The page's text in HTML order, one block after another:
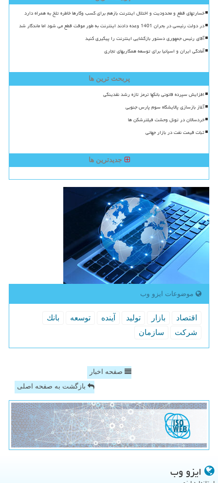
خسارتهای قطع و محدودیت و اختلال اینترنت بازهم برای کسب وکارها خاطره تلخ به همراه دارد
در دولت رئیسی در بحران 1401 وعده دادند اینترنت به طور موقت قطع می شود اما ماندگار شد
آقای رئیس جمهوری دستور بازگشایی اینترنت را پیگیری کنید
آمادگی ایران و اسپانیا برای توسعه همکاریهای تجاری
پربحث ترین ها
افزایش سپرده قانونی بانکها ترمز تازه رشد نقدینگی
آغاز بازسازی پالایشگاه سوم پارس جنوبی
خردسالان در تونل وحشت فیلترشکن ها
ثبات قیمت نفت در بازار جهانی
جدیدترین ها
موضوعات ایزو وب
اقتصاد بازار تولید آینده توسعه
بانك
شركت
سازمان
صفحه اخبار
بازگشت به صفحه اصلی
ایزو وب